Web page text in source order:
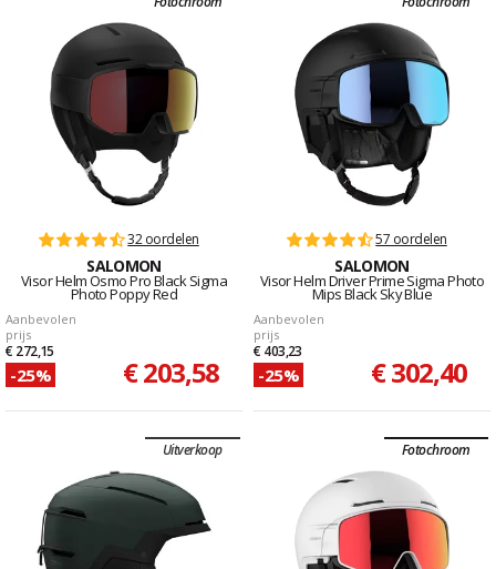
32 oordelen
SALOMON
Visor Helm Osmo Pro Black Sigma
Photo Poppy Red
Aanbevolen
prijs
€ 272,15
-25% € 203,58
57 oordelen
SALOMON
Visor Helm Driver Prime Sigma Photo
Mips Black Sky Blue
Aanbevolen
prijs
€ 403,23
-25% € 302,40
Uitverkoop Fotochroom